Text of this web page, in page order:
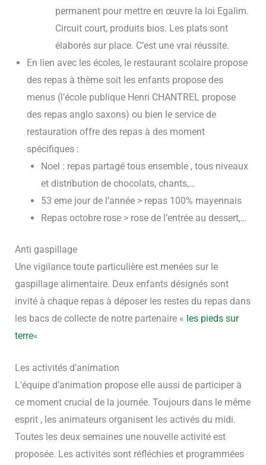
permanent pour mettre en œuvre la loi Egalim.
Circuit court, produits bios. Les plats sont
élaborés sur place. C’est une vrai réussite.
En lien avec les écoles, le restaurant scolaire propose
des repas à thème soit les enfants propose des
menus (l’école publique Henri CHANTREL propose
des repas anglo saxons) ou bien le service de
restauration offre des repas à des moment
spécifiques :
Noel : repas partagé tous ensemble , tous niveaux
et distribution de chocolats, chants,…
53 eme jour de l’année > repas 100% mayennais
Repas octobre rose > rose de l’entrée au dessert,…
Anti gaspillage
Une vigilance toute particulière est menées sur le
gaspillage alimentaire. Deux enfants désignés sont
invité à chaque repas à déposer les restes du repas dans
les bacs de collecte de notre partenaire « les pieds sur
terre«
Les activités d’animation
L’équipe d’animation propose elle aussi de participer à
ce moment crucial de la journée. Toujours dans le même
esprit , les animateurs organisent les activés du midi.
Toutes les deux semaines une nouvelle activité est
proposée. Les activités sont réfléchies et programmées